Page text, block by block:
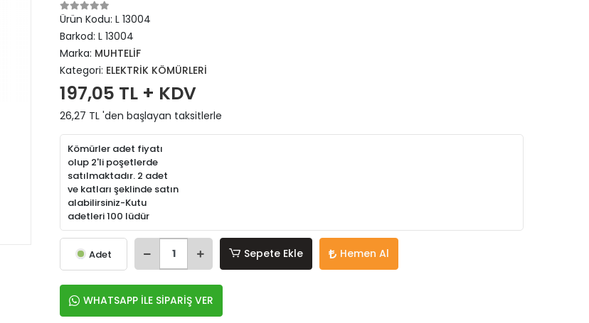
Ürün Kodu:L 13004
Barkod:L 13004
Marka: MUHTELİF
Kategori: ELEKTRİK KÖMÜRLERİ
197,05 TL + KDV
26,27 TL 'den başlayan taksitlerle
Kömürler adet fiyatı
olup 2'li poşetlerde
satılmaktadır. 2 adet
ve katları şeklinde satın
alabilirsiniz-Kutu
adetleri 100 lüdür
Adet Sepete Ekle Hemen Al
WHATSAPP İLE SİPARİŞ VER